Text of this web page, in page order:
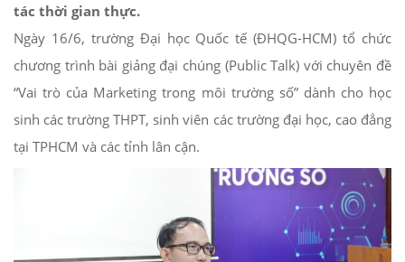
tác thời gian thực.
Ngày 16/6, trường Đại học Quốc tế (ĐHQG-HCM) tổ chức
chương trình bài giảng đại chúng (Public Talk) với chuyên đề
“Vai trò của Marketing trong môi trường số” dành cho học
sinh các trường THPT, sinh viên các trường đại học, cao đẳng
tại TPHCM và các tỉnh lân cận.